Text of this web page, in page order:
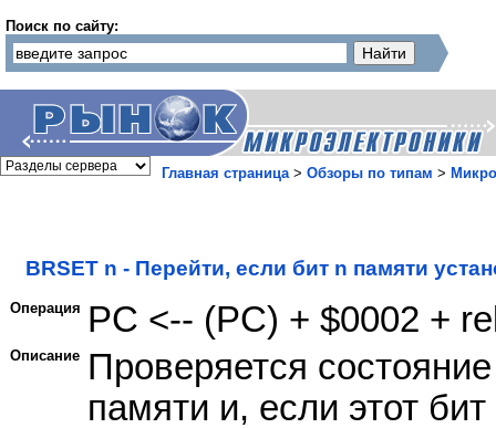
Поиск по сайту:
Главная страница> Обзоры по типам >
BRSET n - Перейти, если бит n памяти
Операция PC <-- (PC) + $0002 +
Описание Проверяется
памяти и, если этот